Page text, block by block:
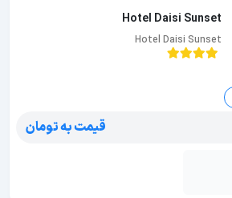
Hotel Daisi Sunset
Hotel Daisi Sunset
قیمت به تومان